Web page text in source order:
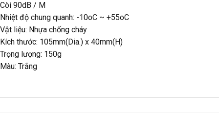
90dB / M
độ chung quanh: -10oC ~ +55oC
liệu: Nhựa chống cháy
thước: 105mm(Dia.) x 40mm(H)
lượng: 150g
Trắng